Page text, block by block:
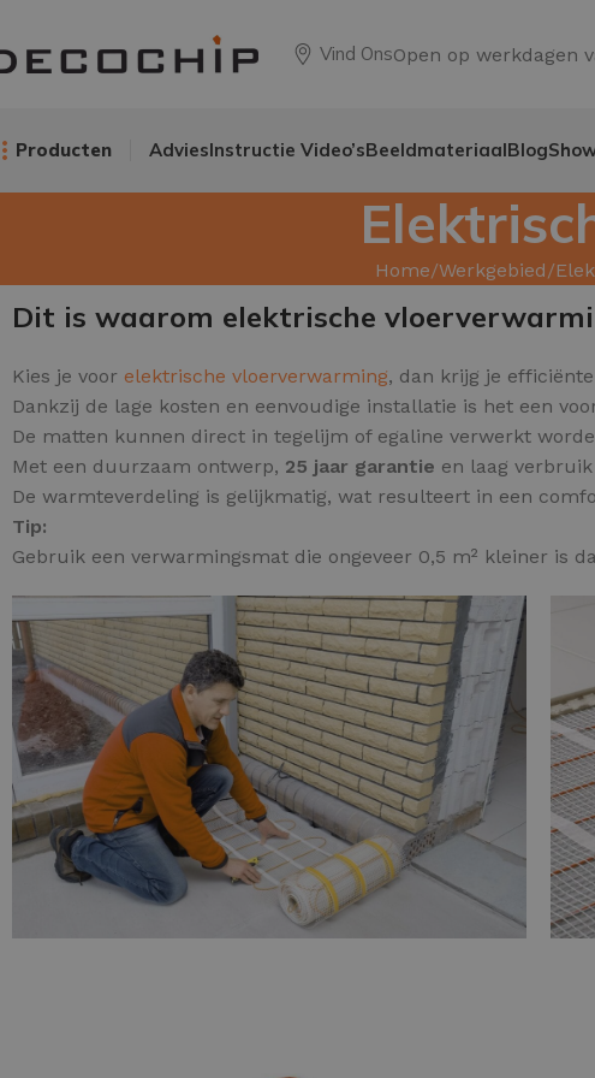
Vind OnsOpen op werkdagen
Producten AdviesInstructie Video’sBeeldmateriaalBlog
Home Werkgebied
Dit is waarom elektrische
Kies je voor elektrische vloerverwarming, dan krijg je efficiënte
Dankzij de lage kosten en eenvoudige installatie is het een
De matten kunnen direct in tegelijm of egaline verwerkt
Met een duurzaam ontwerp, 25 jaar garantie en laag
De warmteverdeling is gelijkmatig, wat resulteert in een
Tip:
Gebruik een verwarmingsmat die ongeveer 0,5 m² kleiner is